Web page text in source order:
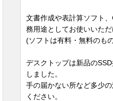
文書作成や表計算ソフト
務用途としてお使いいただ
(ソフトは有料・無料のも
デスクトップは新品の
しました。
手の届かない所など多少
ください。